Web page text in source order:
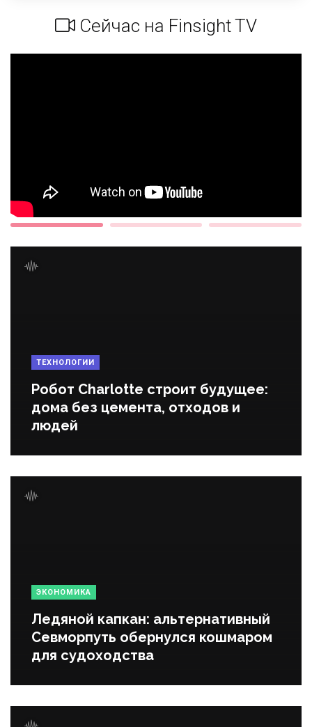
Сейчас на Finsight TV
ТЕХНОЛОГИИ
Робот Charlotte строит будущее:
дома без цемента, отходов и
людей
ЭКОНОМИКА
Ледяной капкан: альтернативный
Севморпуть обернулся кошмаром
для судоходства